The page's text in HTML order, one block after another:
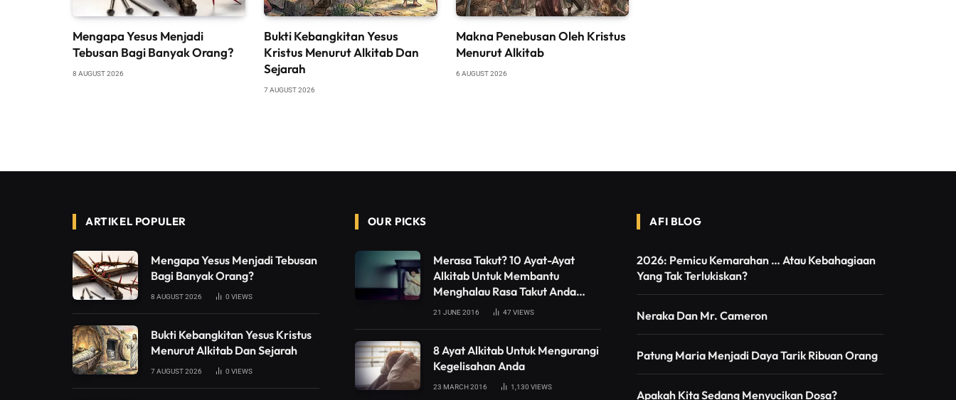
Mengapa Yesus Menjadi
Tebusan Bagi Banyak Orang?
8 AUGUST 2026
Bukti Kebangkitan Yesus
Kristus Menurut Alkitab Dan
Sejarah
7 AUGUST 2026
Makna Penebusan Oleh Kristus
Menurut Alkitab
6 AUGUST 2026
ARTIKEL POPULER
Mengapa Yesus Menjadi Tebusan
Bagi Banyak Orang?
8 AUGUST 2026 0 VIEWS
Bukti Kebangkitan Yesus Kristus
Menurut Alkitab Dan Sejarah
7 AUGUST 2026 0 VIEWS
OUR PICKS
Merasa Takut? 10 Ayat-Ayat
Alkitab Untuk Membantu
Menghalau Rasa Takut Anda…
21 JUNE 2016 47 VIEWS
8 Ayat Alkitab Untuk Mengurangi
Kegelisahan Anda
23 MARCH 2016 1,130 VIEWS
AFI BLOG
2026: Pemicu Kemarahan … Atau Kebahagiaan
Yang Tak Terlukiskan?
Neraka Dan Mr. Cameron
Patung Maria Menjadi Daya Tarik Ribuan Orang
Apakah Kita Sedang Menyucikan Dosa?